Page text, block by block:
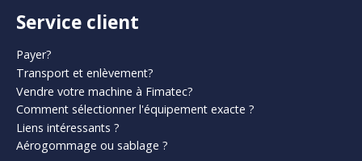
Service client
Payer?
Transport et enlèvement?
Vendre votre machine à Fimatec?
Comment sélectionner l'équipement exacte ?
Liens intéressants ?
Aérogommage ou sablage ?